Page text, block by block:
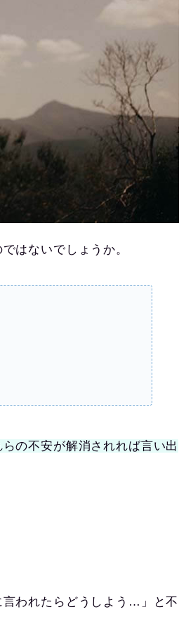
はないでしょうか。
の不安が解消されれば言い出
われたらどうしよう…」と不